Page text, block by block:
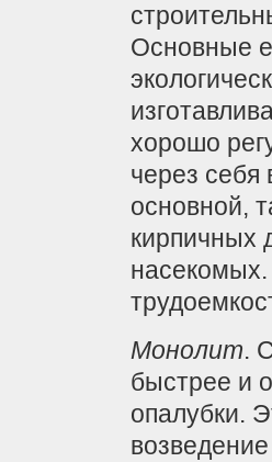
Основные
хорошо
через себя
основной,
кирпичных
Монолит.
быстрее и
опалубки.